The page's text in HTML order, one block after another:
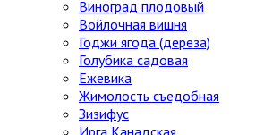
Виноград плодовый
Войлочная вишня
Годжи ягода (дереза)
Голубика садовая
Ежевика
Жимолость съедобная
Зизифус
Ирга Канадская